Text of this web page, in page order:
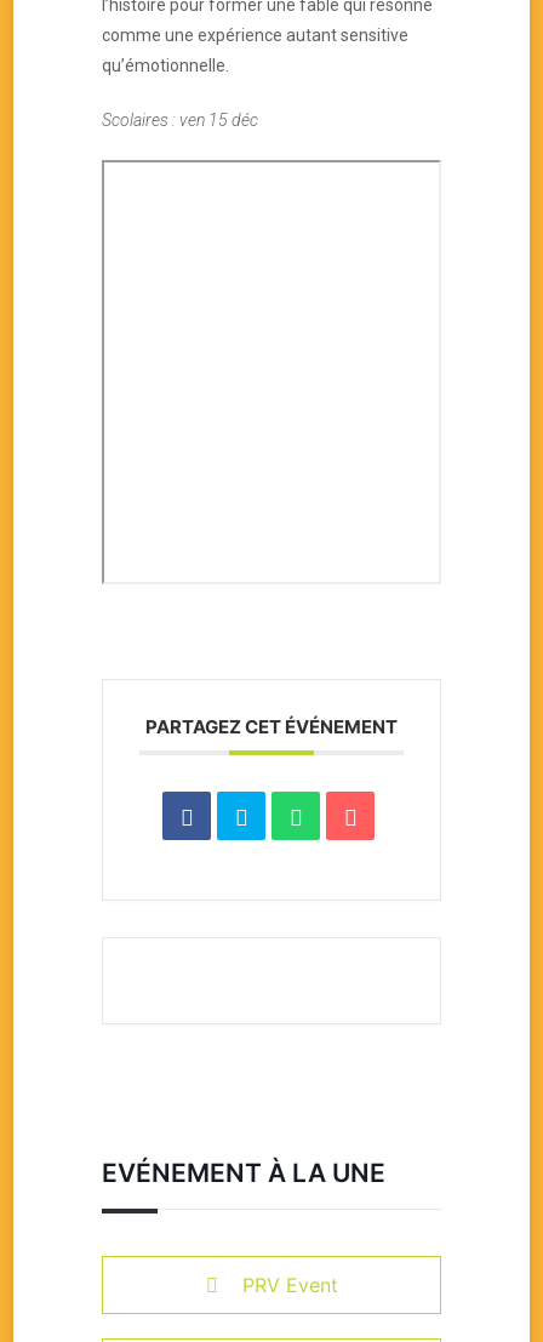
l’histoire pour former une fable qui résonne
comme une expérience autant sensitive
qu’émotionnelle.
Scolaires : ven 15 déc
PARTAGEZ CET ÉVÉNEMENT
EVÉNEMENT À LA UNE
PRV Event